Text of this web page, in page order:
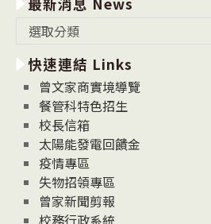
消
息
News
選取分類
快速連結 Links
曾文家商實境導覽
餐管科特色招生
校長信箱
太陽能發電回饋金
疫情專區
失物招領專區
曾家新聞剪報